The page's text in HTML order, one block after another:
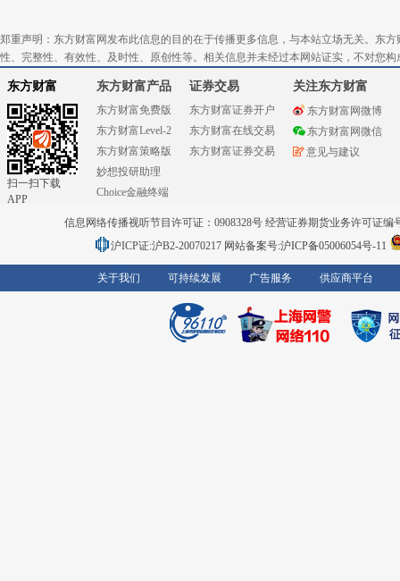
郑重声明：东方财富网发布此信息的目的在于传播更多信息，与本站立场无关。东
性、完整性、有效性、及时性、原创性等。相关信息并未经过本网站证实，不对您
东方财富
扫一扫下载
APP
东方财富产品
东方财富免费版
东方财富Level-2
东方财富策略版
妙想投研助理
Choice金融终端
证券交易
东方财富证券开户
东方财富在线交易
东方财富证券交易
关注东方财富
东方财富网微博
东方财富网微信
意见与建议
信息网络传播视听节目许可证：0908328号 经营证券期货业务许可证编
沪ICP证:沪B2-20070217 网站备案号:沪ICP备05006054号-11
关于我们 可持续发展 广告服务 供应商平台